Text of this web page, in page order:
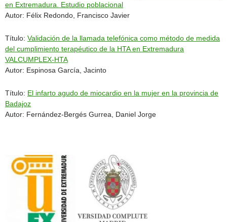
en Extremadura. Estudio poblacional
Autor: Félix Redondo, Francisco Javier
Título: Validación de la llamada telefónica como método de medida
del cumplimiento terapéutico de la HTA en Extremadura
VALCUMPLEX-HTA
Autor: Espinosa García, Jacinto
Título: El infarto agudo de miocardio en la mujer en la provincia de
Badajoz
Autor: Fernández-Bergés Gurrea, Daniel Jorge